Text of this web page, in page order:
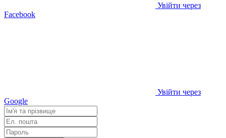
Увійти через
Facebook
Увійти через
Google